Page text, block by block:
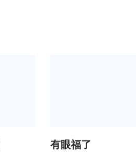
有眼福了